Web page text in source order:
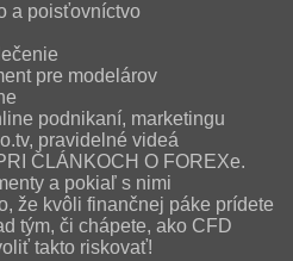
a poisťovníctvo
pre modelárov
podnikaní, marketingu
pravidelné videá
ČLÁNKOCH O FOREXe.
a pokiaľ s nimi
že kvôli finančnej páke prídete
tým, či chápete, ako CFD
takto riskovať!